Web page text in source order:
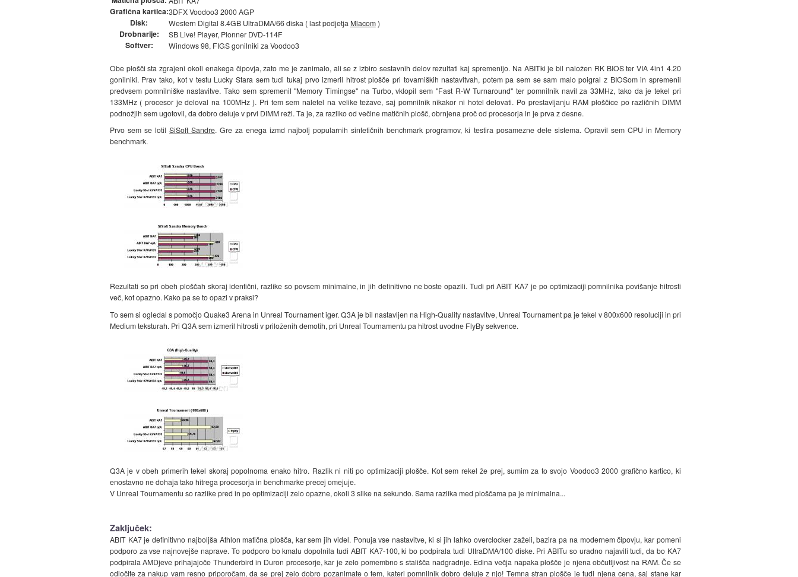
Grafična kartica:3DFX Voodoo3 2000 AGP
Disk: Western Digital 8.4GB UltraDMA/66 diska ( last podjetja Mlacom)
Drobnarije: SB Live! Player, Pionner DVD-114F
Softver: Windows 98, FIGS gonilniki za Voodoo3
Obe plošči sta zgrajeni okoli enakega čipovja, zato me je zanimalo, ali se z izbiro sestavnih delov rezultati kaj spremenijo. Na ABITki je bil naložen RK BIOS ter VIA 4in1 4.20
gonilniki. Prav tako, kot v testu Lucky Stara sem tudi tukaj prvo izmeril hitrost plošče pri tovarniških nastavitvah, potem pa sem se sam malo poigral z BIOSom in spremenil
predvsem pomnilniške nastavitve. Tako sem spremenil "Memory Timingse" na Turbo, vklopil sem "Fast R-W Turnaround" ter pomnilnik navil za 33MHz, tako da je tekel pri
133MHz ( procesor je deloval na 100MHz ). Pri tem sem naletel na velike težave, saj pomnilnik nikakor ni hotel delovati. Po prestavljanju RAM ploščice po različnih DIMM
podnožjih sem ugotovil, da dobro deluje v prvi DIMM reži. Ta je, za razliko od večine matičnih plošč, obrnjena proč od procesorja in je prva z desne.
Prvo sem se lotil SiSoft Sandre. Gre za enega izmd najbolj popularnih sintetičnih benchmark programov, ki testira posamezne dele sistema. Opravil sem CPU in Memory
benchmark.
Rezultati so pri obeh ploščah skoraj identični, razlike so povsem minimalne, in jih definitivno ne boste opazili. Tudi pri ABIT KA7 je po optimizaciji pomnilnika povišanje hitrosti
več, kot opazno. Kako pa se to opazi v praksi?
To sem si ogledal s pomočjo Quake3 Arena in Unreal Tournament iger. Q3A je bil nastavljen na High-Quality nastavitve, Unreal Tournament pa je tekel v 800x600 resoluciji in pri
Medium teksturah. Pri Q3A sem izmeril hitrosti v priloženih demotih, pri Unreal Tournamentu pa hitrost uvodne FlyBy sekvence.
Q3A je v obeh primerih tekel skoraj popolnoma enako hitro. Razlik ni niti po optimizaciji plošče. Kot sem rekel že prej, sumim za to svojo Voodoo3 2000 grafično kartico, ki
enostavno ne dohaja tako hitrega procesorja in benchmarke precej omejuje.
V Unreal Tournamentu so razlike pred in po optimizaciji zelo opazne, okoli 3 slike na sekundo. Sama razlika med ploščama pa je minimalna...
Zaključek:
ABIT KA7 je definitivno najboljša Athlon matična plošča, kar sem jih videl. Ponuja vse nastavitve, ki si jih lahko overclocker zaželi, bazira pa na modernem čipovju, kar pomeni
podporo za vse najnovejše naprave. To podporo bo kmalu dopolnila tudi ABIT KA7-100, ki bo podpirala tudi UltraDMA/100 diske. Pri ABITu so uradno najavili tudi, da bo KA7
podpirala AMDjeve prihajajoče Thunderbird in Duron procesorje, kar je zelo pomembno s stališča nadgradnje. Edina večja napaka plošče je njena občutljivost na RAM. Če se
odločite za nakup vam resno priporočam, da se prej zelo dobro pozanimate o tem, kateri pomnilnik dobro deluje z njo! Temna stran plošče je tudi njena cena, saj stane kar